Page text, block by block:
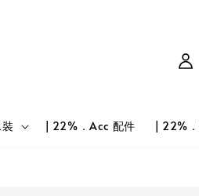
| 22%．Acc 配件 | 22%